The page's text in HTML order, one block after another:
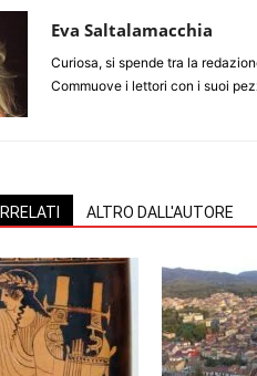
Eva Saltalamacchia
Curiosa, si spende tra la
Commuove i lettori con i suoi
ALTRO DALL'AUTORE